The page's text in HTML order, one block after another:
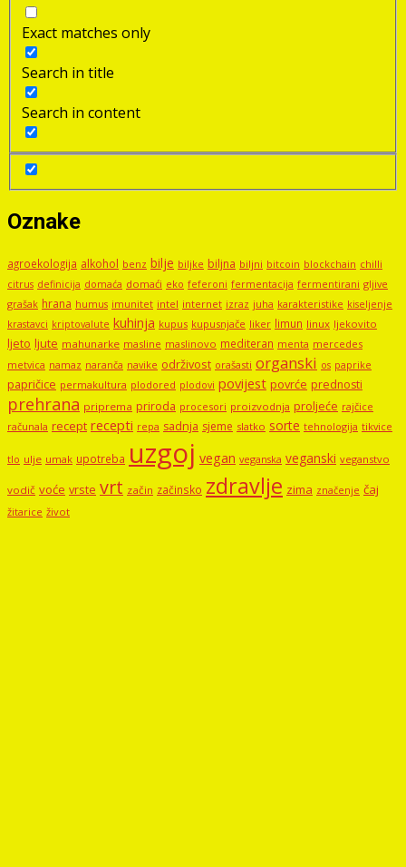
Exact matches only
Search in title
Search in content
Oznake
agroekologija alkohol benz bilje biljke biljna biljni bitcoin blockchain chilli
citrus definicija domaća domaći eko feferoni fermentacija fermentirani gljive
grašak hrana humus imunitet intel internet izraz juha karakteristike kiseljenje
krastavci kriptovalute kuhinja kupus kupusnjače liker limun linux ljekovito
ljeto ljute mahunarke masline maslinovo mediteran menta mercedes
metvica namaz naranča navike održivost orašasti organski os paprike
papričice permakultura plodored plodovi povijest povrće prednosti
prehrana priprema priroda procesori proizvodnja proljeće rajčice
računala recept recepti repa sadnja sjeme slatko sorte tehnologija tikvice
tlo ulje umak upotreba uzgoj vegan veganska veganski veganstvo
vodič voće vrste vrt začin začinsko zdravlje zima značenje čaj
žitarice život